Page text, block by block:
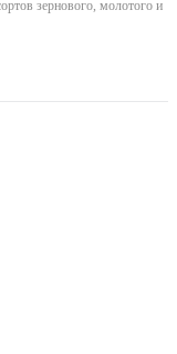
зернового, молотого и